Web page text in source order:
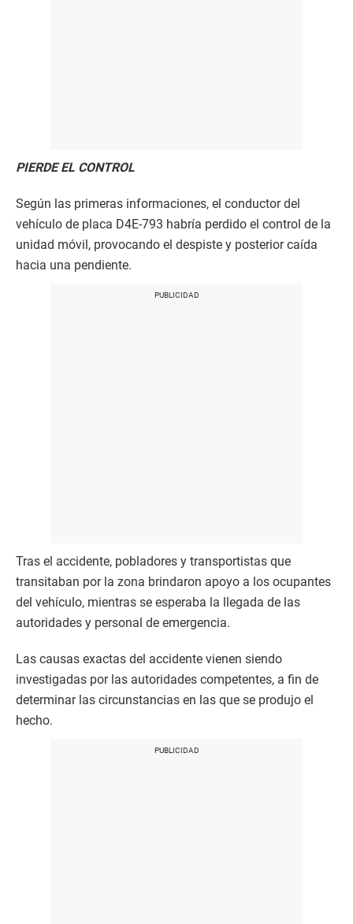
PIERDE EL CONTROL
Según las primeras informaciones, el conductor del
vehículo de placa D4E-793 habría perdido el control de la
unidad móvil, provocando el despiste y posterior caída
hacia una pendiente.
Tras el accidente, pobladores y transportistas que
transitaban por la zona brindaron apoyo a los ocupantes
del vehículo, mientras se esperaba la llegada de las
autoridades y personal de emergencia.
Las causas exactas del accidente vienen siendo
investigadas por las autoridades competentes, a fin de
determinar las circunstancias en las que se produjo el
hecho.